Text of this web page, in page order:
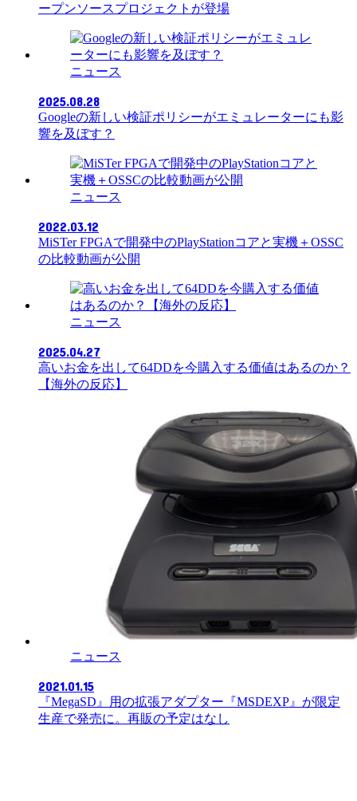
ープンソースプロジェクトが登場
ニュース
2025.08.28
Googleの新しい検証ポリシーがエミュレーターにも影
響を及ぼす？
ニュース
2022.03.12
MiSTer FPGAで開発中のPlayStationコアと実機＋OSSC
の比較動画が公開
ニュース
2025.04.27
高いお金を出して64DDを今購入する価値はあるのか？
【海外の反応】
ニュース
2021.01.15
『MegaSD』用の拡張アダプター『MSDEXP』が限定
生産で発売に。再販の予定はなし